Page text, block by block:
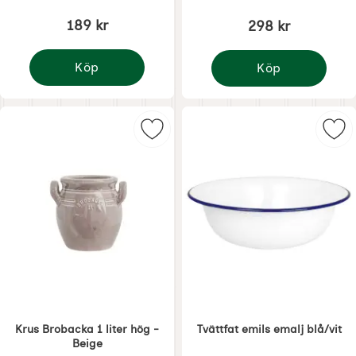
189 kr
Köp
Handsmidd krok hjärta 9 cm
298 kr
Köp
Krus Brobacka 2 liter
Krus Brobacka 1 liter hög -
Beige
Markera krus Brobacka 1 liter
Tvättfat emils emalj blå/vit